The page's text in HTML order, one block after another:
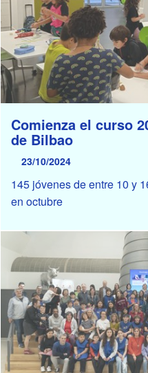
Comienza el curso
de Bilbao
23/10/2024
145 jóvenes de entre 10 y
en octubre